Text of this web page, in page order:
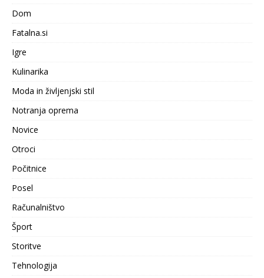
Dom
Fatalna.si
Igre
Kulinarika
Moda in življenjski stil
Notranja oprema
Novice
Otroci
Počitnice
Posel
Računalništvo
Šport
Storitve
Tehnologija